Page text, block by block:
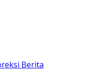
Berita